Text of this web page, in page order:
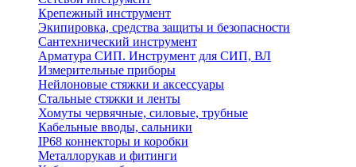
Крепежный инструмент
Экипировка, средства защиты и безопасности
Сантехнический инструмент
Арматура СИП. Инструмент для СИП, ВЛ
Измерительные приборы
Нейлоновые стяжки и аксессуары
Стальные стяжки и ленты
Хомуты червячные, силовые, трубные
Кабельные вводы, сальники
IP68 коннекторы и коробки
Металлорукав и фитинги